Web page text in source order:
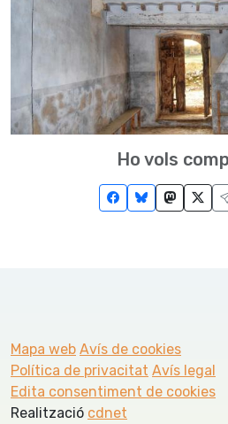
Ho vols
Mapa web Avís de cookies
Política de privacitat Avís legal
Edita consentiment de cookies
Realització cdnet